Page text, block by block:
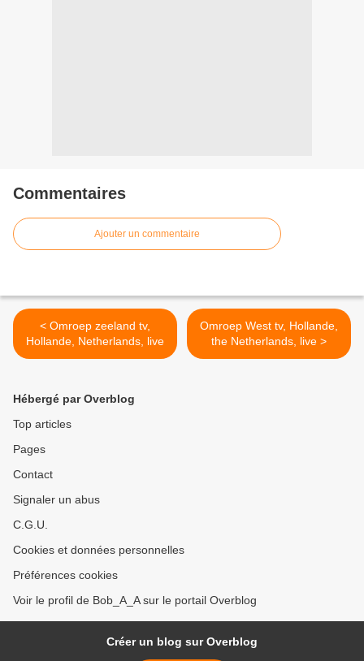
Commentaires
Ajouter un commentaire
< Omroep zeeland tv,
Hollande, Netherlands, live
Omroep West tv, Hollande,
the Netherlands, live >
Hébergé par Overblog
Top articles
Pages
Contact
Signaler un abus
C.G.U.
Cookies et données personnelles
Préférences cookies
Voir le profil de Bob_A_A sur le portail Overblog
Créer un blog sur Overblog